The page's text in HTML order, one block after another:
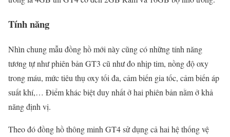
Tính năng
Nhìn chung mẫu đồng hồ mới này cũng có những tính năng
tương tự như phiên bản GT3 cũ như đo nhịp tim, nồng độ oxy
trong máu, mức tiêu thụ oxy tối đa, cảm biến gia tốc, cảm biến áp
suất khí,… Điểm khác biệt duy nhất ở hai phiên bản nằm ở khả
năng định vị.
Theo đó đồng hồ thông minh GT4 sử dụng cả hai hệ thống vệ